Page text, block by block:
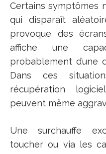
Certains symptômes
qui disparaît
provoque des
affiche une
probablement d’une
Dans ces
récupération
peuvent même
Une surchauffe
toucher ou via les